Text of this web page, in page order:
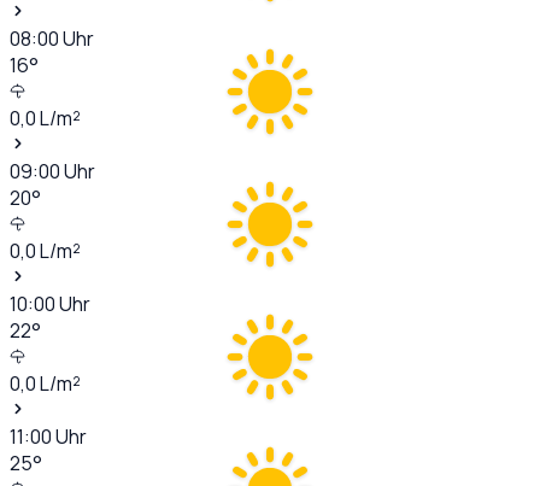
08:00Uhr
16°
0,0L/m²
09:00Uhr
20°
0,0L/m²
10:00Uhr
22°
0,0L/m²
11:00Uhr
25°